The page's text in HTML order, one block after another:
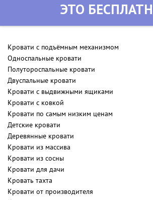
ЭТО
Кровати с подъёмным механизмом
Односпальные кровати
Полутороспальные кровати
Двуспальные кровати
Кровати с выдвижными ящиками
Кровати с ковкой
Кровати по самым низким ценам
Детские кровати
Деревянные кровати
Кровати из массива
Кровати из сосны
Кровати для дачи
Кровать тахта
Кровати от производителя